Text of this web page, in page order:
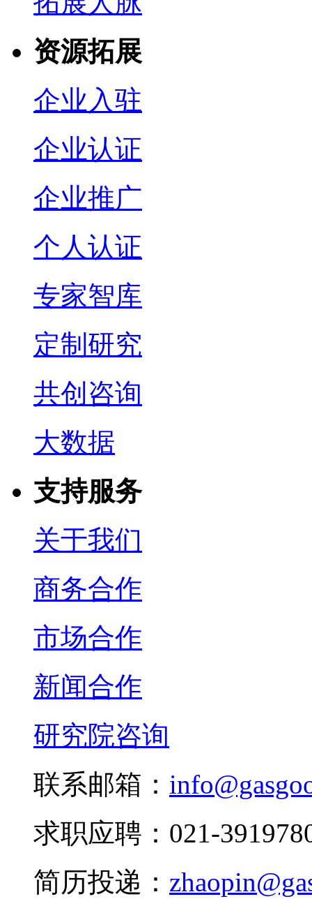
资源拓展
企业入驻
企业认证
企业推广
个人认证
专家智库
定制研究
共创咨询
大数据
支持服务
关于我们
商务合作
市场合作
新闻合作
研究院咨询
联系邮箱：
求职应聘：021-
简历投递：